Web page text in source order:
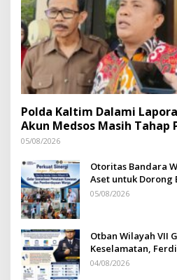
Polda Kaltim Dalami
Akun Medsos Masih Tahap
05/08/2026
Otoritas Bandara
Aset untuk Dorong
Sepinggan
05/08/2026
Otban Wilayah VII
Keselamatan,
Safety Harus Jadi
04/08/2026